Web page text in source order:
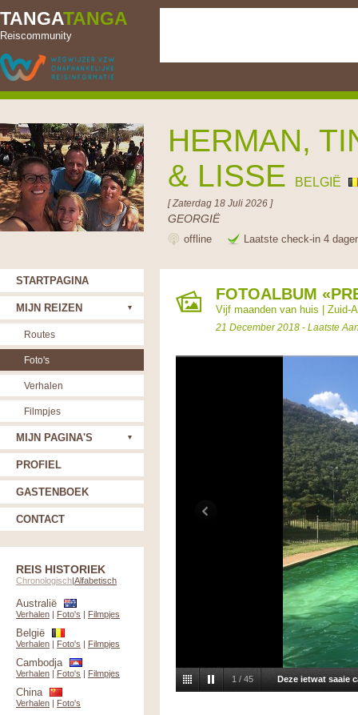
TANGATANGA
Reiscommunity
HERMAN,
& LISSE
BELGIË
[ Zaterdag 18 Juli 2026 ]
GEORGIË
offline Laatste check-in 4
FOTOALBUM
Vijf maanden van huis Zuid-
21 December 2018 - Laatste
1 / 45 Deze ietwat saaie
STARTPAGINA
MIJN REIZEN
Routes
Foto's
Verhalen
Filmpjes
MIJN PAGINA'S
PROFIEL
GASTENBOEK
CONTACT
REIS HISTORIEK
Chronologisch|Alfabetisch
Australië
Verhalen | Foto's | Filmpjes
België
Verhalen | Foto's | Filmpjes
Cambodja
Verhalen | Foto's | Filmpjes
China
Verhalen | Foto's